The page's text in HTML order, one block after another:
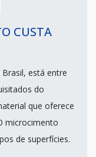
CUSTA
está entre
do
que oferece
microcimento
de superfícies.